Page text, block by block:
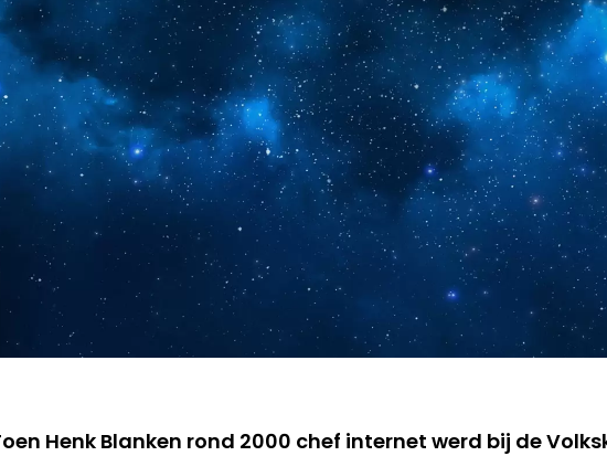
Henk Blanken rond 2000 chef internet werd bij de